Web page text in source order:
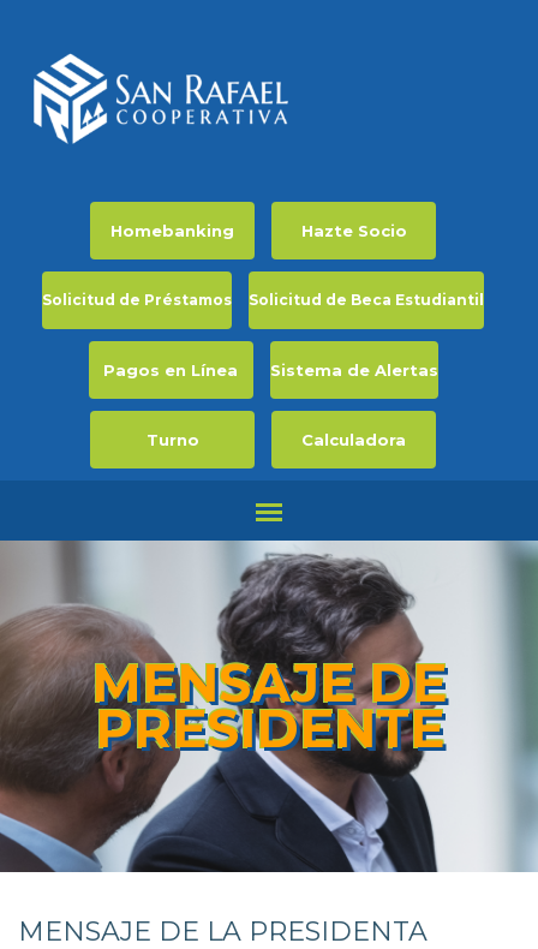
Homebanking Hazte Socio
Solicitud de Préstamos Solicitud de Beca Estudiantil
Pagos en Línea Sistema de Alertas
Turno Calculadora
MENSAJE DE
PRESIDENTE
MENSAJE DE LA PRESIDENTA